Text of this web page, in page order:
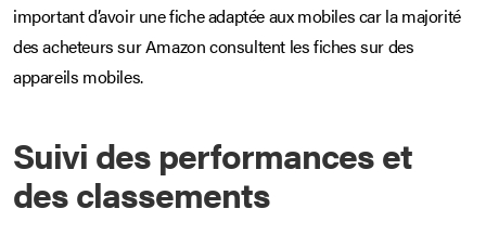
important d’avoir une fiche adaptée aux mobiles car la majorité
des acheteurs sur Amazon consultent les fiches sur des
appareils mobiles.
Suivi des performances et
des classements